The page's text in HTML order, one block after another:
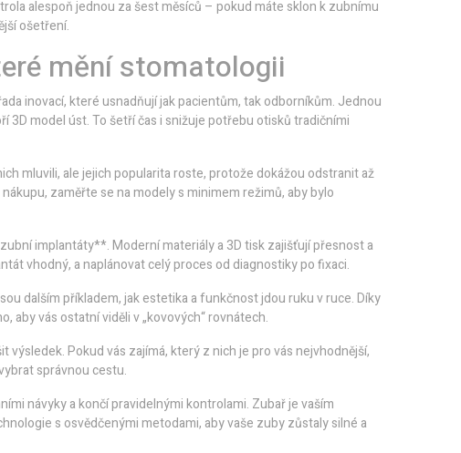
alespoň jednou za šest měsíců – pokud máte sklon k zubnímu
ošetření.
mění stomatologii
inovací, které usnadňují jak pacientům, tak odborníkům. Jednou
3D model úst. To šetří čas i snižuje potřebu otisků tradičními
mluvili, ale jejich popularita roste, protože dokážou odstranit až
zaměřte se na modely s minimem režimů, aby bylo
implantáty**. Moderní materiály a 3D tisk zajišťují přesnost a
vhodný, a naplánovat celý proces od diagnostiky po fixaci.
dalším příkladem, jak estetika a funkčnost jdou ruku v ruce. Díky
vás ostatní viděli v „kovových“ rovnátech.
Pokud vás zajímá, který z nich je pro vás nejvhodnější,
správnou cestu.
návyky a končí pravidelnými kontrolami. Zubař je vaším
s osvědčenými metodami, aby vaše zuby zůstaly silné a